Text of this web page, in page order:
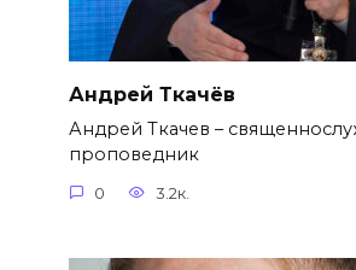
Андрей Ткачёв
Андрей Ткачев –
проповедник
0 3.2к.